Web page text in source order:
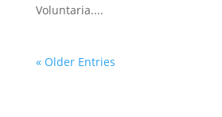
Voluntaria....
« Older Entries